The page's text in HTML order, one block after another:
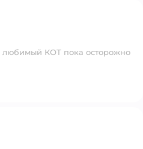
КОТ пока осторожно